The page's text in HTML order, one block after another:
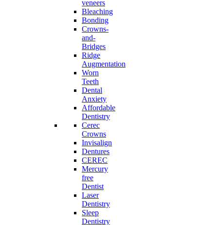
veneers
Bleaching
Bonding
Crowns-
and-
Bridges
Ridge
Augmentation
Worn
Teeth
Dental
Anxiety
Affordable
Dentistry
Cerec
Crowns
Invisalign
Dentures
CEREC
Mercury
free
Dentist
Laser
Dentistry
Sleep
Dentistry